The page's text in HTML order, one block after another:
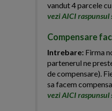
vandut 4 parcele
vezi AICI
Compensare
Intrebare: Firma
partenerul ne
de compensare).
sa facem
vezi AICI